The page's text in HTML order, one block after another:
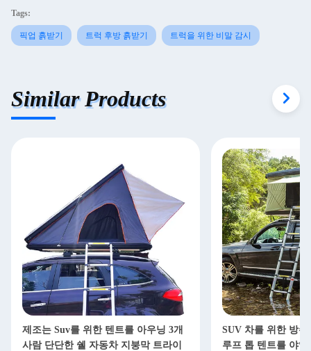
Tags:
픽업 흙받기 트럭 후방 흙받기 트럭을 위한 비말 감시
Similar Products
제조는 Suv를 위한 텐트를 아우닝 3개
사람 단단한 쉘 자동차 지붕막 트라이
SUV 차를 위한 방
루프 톱 텐트를 야